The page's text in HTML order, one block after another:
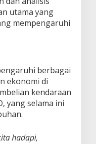
utama yang
mempengaruhi
berbagai
ekonomi di
kendaraan
yang selama ini
hadapi,